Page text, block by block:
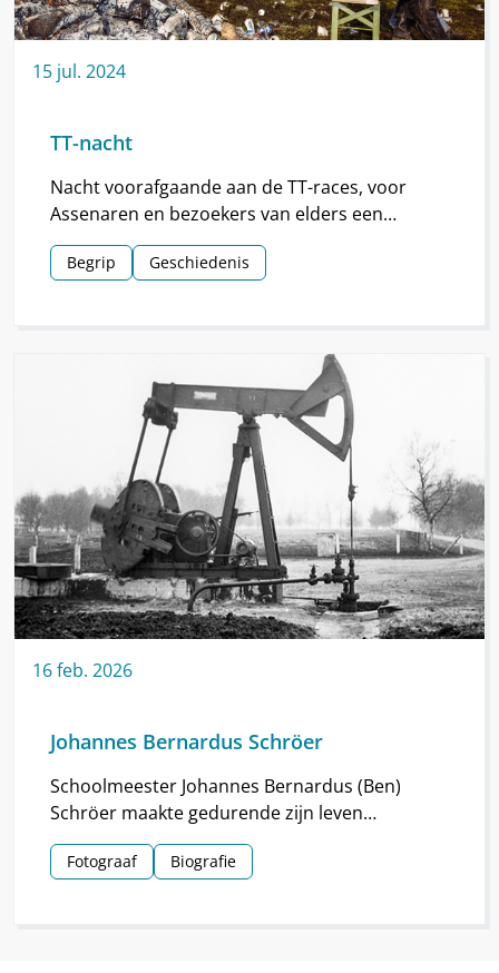
15 jul. 2024
TT-nacht
Nacht voorafgaande aan de TT-races, voor
Assenaren en bezoekers van elders een
hoogtepunt van de TT.
Begrip Geschiedenis
16feb. 2026
Johannes Bernardus Schröer
Schoolmeester Johannes Bernardus (Ben)
Schröer maakte gedurende zijn leven
haarscherpe foto’s in en om Nieuw-
Schoonebeek.
Fotograaf Biografie